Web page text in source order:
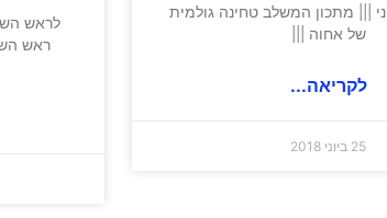
||| מתכון המשלב טחינה גולמית
של אחוה |||
לקריאה...
25 ביוני 2018
לראש
ראש